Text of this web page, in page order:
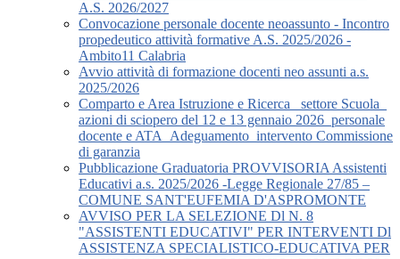
A.S. 2026/2027
Convocazione personale docente neoassunto - Incontro
propedeutico attività formative A.S. 2025/2026 -
Ambito11 Calabria
Avvio attività di formazione docenti neo assunti a.s.
2025/2026
Comparto e Area Istruzione e Ricerca_ settore Scuola_
azioni di sciopero del 12 e 13 gennaio 2026_personale
docente e ATA_Adeguamento_intervento Commissione
di garanzia
Pubblicazione Graduatoria PROVVISORIA Assistenti
Educativi a.s. 2025/2026 -Legge Regionale 27/85 –
COMUNE SANT'EUFEMIA D'ASPROMONTE
AVVISO PER LA SELEZIONE Dl N. 8
"ASSISTENTI EDUCATIVI" PER INTERVENTI Dl
ASSISTENZA SPECIALISTICO-EDUCATIVA PER